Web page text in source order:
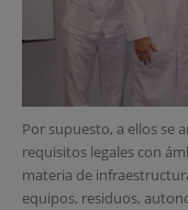
Por supuesto, a ellos se
requisitos legales con
materia de
equipos, residuos,